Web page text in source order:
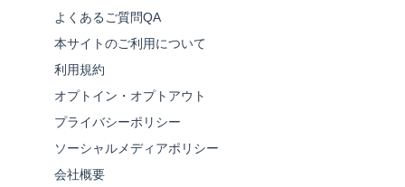
よくあるご質問QA
本サイトのご利用について
利用規約
オプトイン・オプトアウト
プライバシーポリシー
ソーシャルメディアポリシー
会社概要